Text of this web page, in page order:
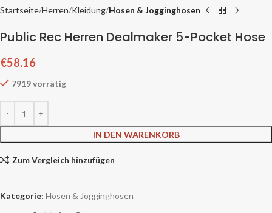
Startseite Herren Kleidung Hosen & Jogginghosen
Public Rec Herren Dealmaker 5-Pocket Hose
€58.16
7919 vorrätig
IN DEN WARENKORB
Zum Vergleich hinzufügen
Kategorie: Hosen & Jogginghosen